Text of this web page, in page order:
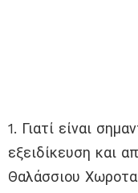
1. Γιατί είναι
εξειδίκευση και
Θαλάσσιου